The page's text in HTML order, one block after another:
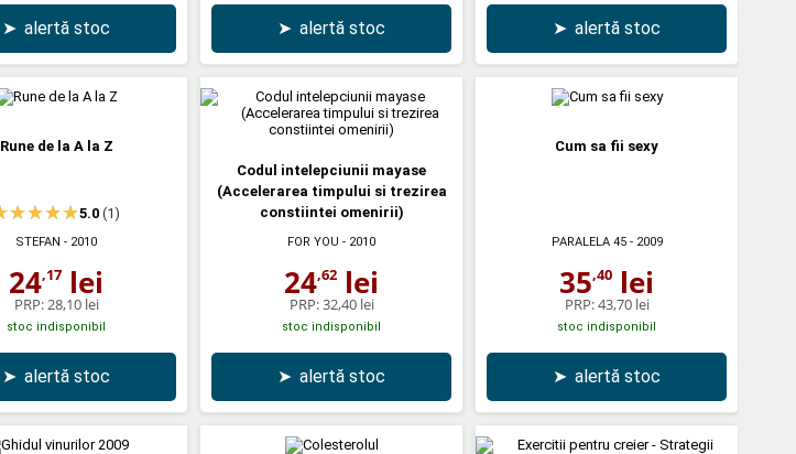
➤ alertă stoc ➤ alertă stoc ➤ alertă stoc
Rune de la A la Z
5.0(1)
STEFAN - 2010
24,17 lei
PRP:28,10 lei
stoc indisponibil
➤ alertă stoc
Codul intelepciunii mayase
(Accelerarea timpului si trezirea
constiintei omenirii)
FOR YOU - 2010
24,62 lei
PRP:32,40 lei
stoc indisponibil
➤ alertă stoc
Cum sa fii sexy
PARALELA 45- 2009
35,40 lei
PRP:43,70 lei
stoc indisponibil
➤ alertă stoc